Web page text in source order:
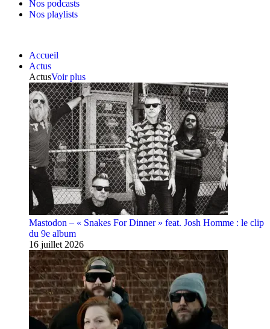
Nos podcasts
Nos playlists
Accueil
Actus
ActusVoir plus
Mastodon – « Snakes For Dinner » feat. Josh Homme : le clip
du 9e album
16 juillet 2026